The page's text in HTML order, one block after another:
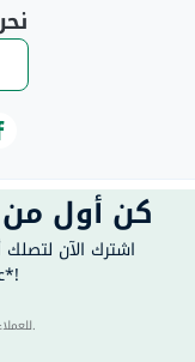
كن أول
اشترك الآن
مباشرةً*!
40 للعملاء الجدد فقط. تطبق الشروط والأحكام.